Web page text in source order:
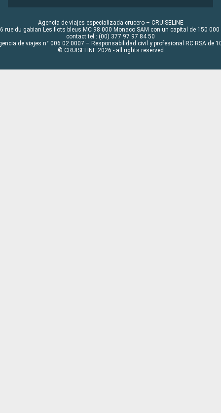
Agencia de viajes especializada crucero – CRUISELINE
rue du gabian Les flots bleus MC 98 000 Monaco SAM con un capital de 150 000
contact tel : (00) 377 97 97 84 50
de viajes n° 006 02 0007 – Responsabilidad civil y profesional RC RSA de
© CRUISELINE 2026 - all rights reserved